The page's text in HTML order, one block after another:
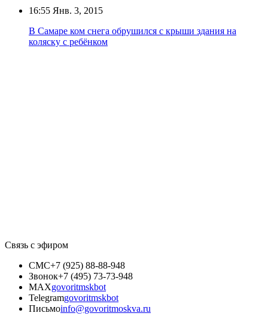
16:55 Янв. 3, 2015
В Самаре ком снега обрушился с крыши здания на
коляску с ребёнком
Связь с эфиром
СМС+7 (925) 88-88-948
Звонок+7 (495) 73-73-948
MAXgovoritmskbot
Telegramgovoritmskbot
Письмоinfo@govoritmoskva.ru